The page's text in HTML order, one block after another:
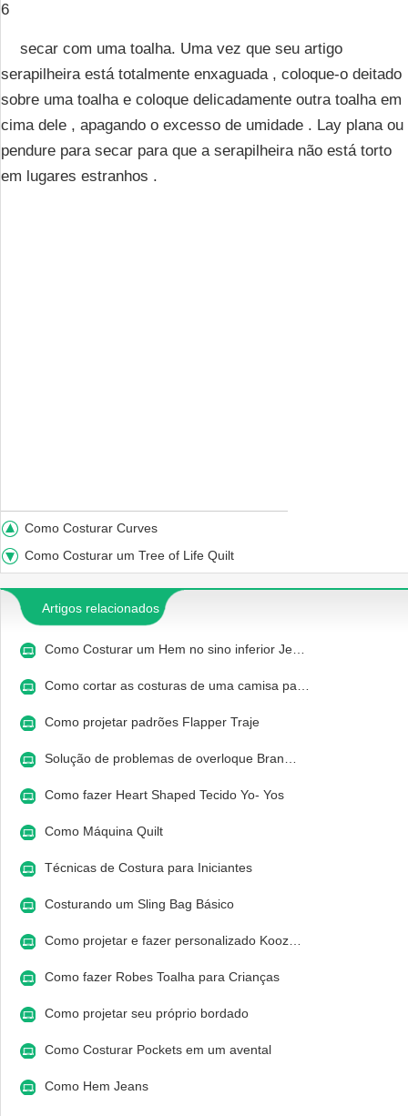
6
secar com uma toalha. Uma vez que seu artigo
serapilheira está totalmente enxaguada , coloque-o deitado
sobre uma toalha e coloque delicadamente outra toalha em
cima dele , apagando o excesso de umidade . Lay plana ou
pendure para secar para que a serapilheira não está torto
em lugares estranhos .
Como Costurar Curves
Como Costurar um Tree of Life Quilt
Artigos relacionados
Como Costurar um Hem no sino inferior Je…
Como cortar as costuras de uma camisa pa…
Como projetar padrões Flapper Traje
Solução de problemas de overloque Bran…
Como fazer Heart Shaped Tecido Yo- Yos
Como Máquina Quilt
Técnicas de Costura para Iniciantes
Costurando um Sling Bag Básico
Como projetar e fazer personalizado Kooz…
Como fazer Robes Toalha para Crianças
Como projetar seu próprio bordado
Como Costurar Pockets em um avental
Como Hem Jeans